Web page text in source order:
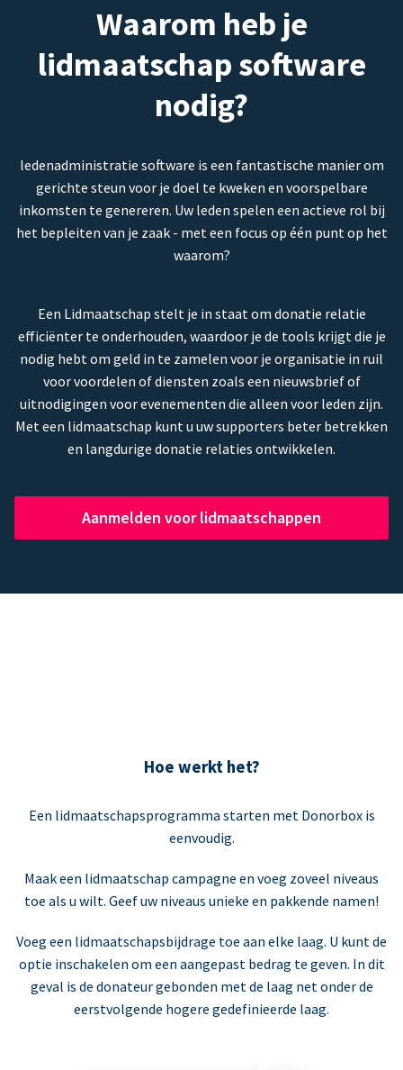
Waarom heb je
lidmaatschap software
nodig?
ledenadministratie software is een fantastische manier om
gerichte steun voor je doel te kweken en voorspelbare
inkomsten te genereren. Uw leden spelen een actieve rol bij
het bepleiten van je zaak - met een focus op één punt op het
waarom?
Een Lidmaatschap stelt je in staat om donatie relatie
efficiënter te onderhouden, waardoor je de tools krijgt die je
nodig hebt om geld in te zamelen voor je organisatie in ruil
voor voordelen of diensten zoals een nieuwsbrief of
uitnodigingen voor evenementen die alleen voor leden zijn.
Met een lidmaatschap kunt u uw supporters beter betrekken
en langdurige donatie relaties ontwikkelen.
Aanmelden voor lidmaatschappen
Hoe werkt het?
Een lidmaatschapsprogramma starten met Donorbox is
eenvoudig.
Maak een lidmaatschap campagne en voeg zoveel niveaus
toe als u wilt. Geef uw niveaus unieke en pakkende namen!
Voeg een lidmaatschapsbijdrage toe aan elke laag. U kunt de
optie inschakelen om een aangepast bedrag te geven. In dit
geval is de donateur gebonden met de laag net onder de
eerstvolgende hogere gedefinieerde laag.